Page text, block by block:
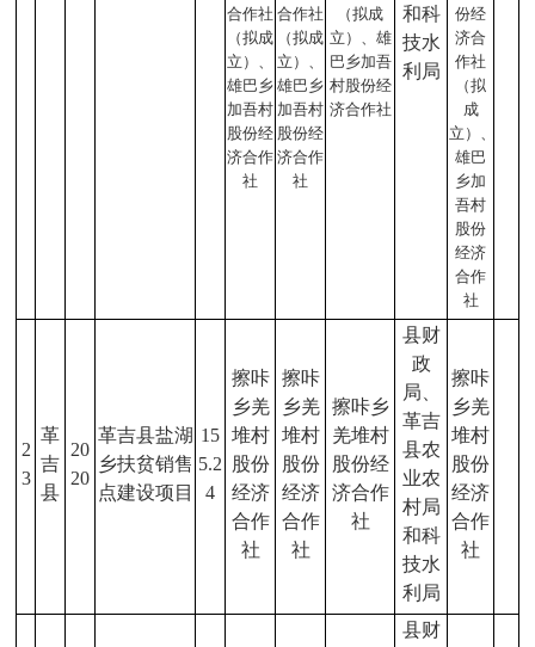
合作社
（拟成
立）、
雄巴乡
加吾村
股份经
济合作
社
合作社
（拟成
立）、
雄巴乡
加吾村
股份经
济合作
社
（拟成
立）、雄
巴乡加吾
村股份经
济合作社
和科
技水
利局
份经
济合
作社
（拟
成
立）、
雄巴
乡加
吾村
股份
经济
合作
社
2
3
革
吉
县
20
20
革吉县盐湖
乡扶贫销售
点建设项目
15
5.2
4
擦咔
乡羌
堆村
股份
经济
合作
社
擦咔
乡羌
堆村
股份
经济
合作
社
擦咔乡
羌堆村
股份经
济合作
社
县财
政
局、
革吉
县农
业农
村局
和科
技水
利局
擦咔
乡羌
堆村
股份
经济
合作
社
县财